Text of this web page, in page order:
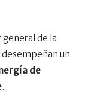
general de la
un
de
.